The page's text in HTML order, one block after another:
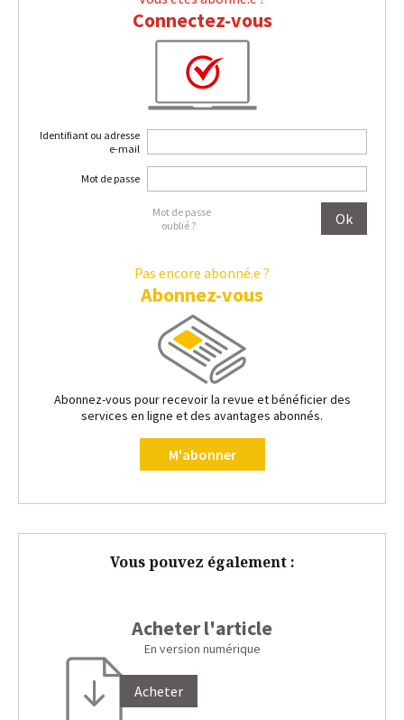
Connectez-vous
Identifiant ou adresse
e-mail
Mot de passe
Mot de passe
oublié ?
Pas encore abonné.e ?
Abonnez-vous
Abonnez-vous pour recevoir la revue et bénéficier des
services en ligne et des avantages abonnés.
M'abonner
Vous pouvez également :
Acheter l'article
En version numérique
Acheter